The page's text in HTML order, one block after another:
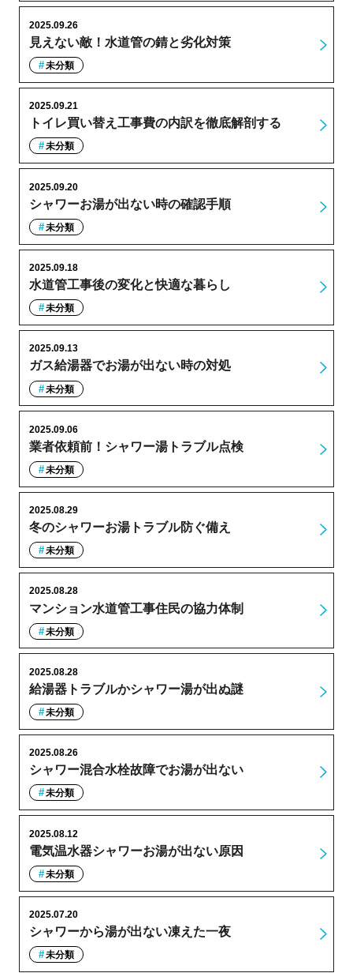
見えない敵！水道管の錆と劣化対策
2025.09.26
未分類
トイレ買い替え工事費の内訳を徹底解剖する
2025.09.21
未分類
シャワーお湯が出ない時の確認手順
2025.09.20
未分類
水道管工事後の変化と快適な暮らし
2025.09.18
未分類
ガス給湯器でお湯が出ない時の対処
2025.09.13
未分類
業者依頼前！シャワー湯トラブル点検
2025.09.06
未分類
冬のシャワーお湯トラブル防ぐ備え
2025.08.29
未分類
マンション水道管工事住民の協力体制
2025.08.28
未分類
給湯器トラブルかシャワー湯が出ぬ謎
2025.08.28
未分類
シャワー混合水栓故障でお湯が出ない
2025.08.26
未分類
電気温水器シャワーお湯が出ない原因
2025.08.12
未分類
シャワーから湯が出ない凍えた一夜
2025.07.20
未分類